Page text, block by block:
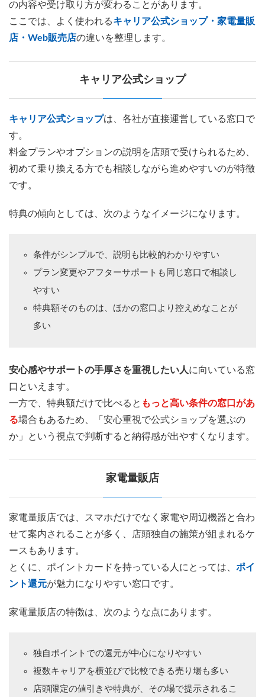
の内容や受け取り方が変わることがあります。
ここでは、よく使われるキャリア公式ショップ・家電量販
店・Web販売店の違いを整理します。
キャリア公式ショップ
キャリア公式ショップは、各社が直接運営している窓口で
す。
料金プランやオプションの説明を店頭で受けられるため、
初めて乗り換える方でも相談しながら進めやすいのが特徴
です。
特典の傾向としては、次のようなイメージになります。
条件がシンプルで、説明も比較的わかりやすい
プラン変更やアフターサポートも同じ窓口で相談し
やすい
特典額そのものは、ほかの窓口より控えめなことが
多い
安心感やサポートの手厚さを重視したい人に向いている窓
口といえます。
一方で、特典額だけで比べると もっと高い条件の窓口があ
る場合もあるため、「安心重視で公式ショップを選ぶの
か」という視点で判断すると納得感が出やすくなります。
家電量販店
家電量販店では、スマホだけでなく家電や周辺機器と合わ
せて案内されることが多く、店頭独自の施策が組まれるケ
ースもあります。
とくに、ポイントカードを持っている人にとっては、 ポイ
ント還元が魅力になりやすい窓口です。
家電量販店の特徴は、次のような点にあります。
独自ポイントでの還元が中心になりやすい
複数キャリアを横並びで比較できる売り場も多い
店頭限定の値引きや特典が、その場で提示されるこ